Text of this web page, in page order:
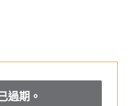
過期。